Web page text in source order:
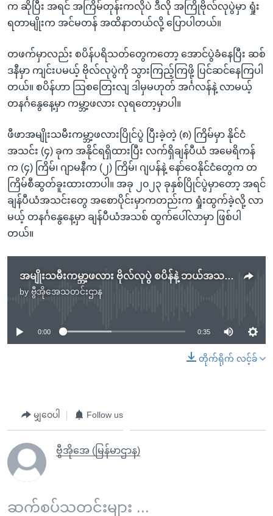
က ဆိုပြီး အရင် အကြိမ်တုန်းကလိုပဲ ဒီလို အကြိုဗိုလ်လုပွဲမှာ ရှုံး
ရတာမျိုးက အင်မတန် အထိနာတယ်လို့ ပြောပါတယ်။
တဖက်မှာလည်း စပိန်ပရိသတ်တွေကတော့ အောင်ပွဲခံနေပြီး ဆစ်
ဒနီမှာ ကျင်းပမယ့် ဗိုလ်လုပွဲကို သွားကြည့်ကြဖို့ ပြင်ဆင်နေကြပါ
တယ်။ စပိန်ဟာ ဩစတြေးလျ ဒါမှမဟုတ် အင်္ဂလန်နဲ့ လာမယ့်
တနင်္ဂနွေနေ့မှာ ကမ္ဘာ့ဖလား လုရတော့မှာပါ။
ဖီဖာအမျိုးသမီးကမ္ဘာ့ဖလားပြိုင်ပွဲ ပြီးခဲ့တဲ့ (၈) ကြိမ်မှာ နိုင်ငံ
အသင်း (၄) ခုက အနိုင်ရရှိထားပြီး လက်ရှိချန်ပီယံ အမေရိကန်
က (၄) ကြိမ်၊ ဂျာမနီက (၂) ကြိမ်၊ ဂျပန်နဲ့ နော်ဝေနိုင်ငံတွေက တ
ကြိမ်စီဆွတ်ခူးထားတာပါ။ အခု ၂၀၂၃ ခုနှစ်ပြိုင်ပွဲမှာတော့ အရင်
ချန်ပီယံအသင်းတွေ အစောပိုင်းမှာကတည်းက ရှုံးထွက်ခဲ့လို့ လာ
မယ့် တနင်္ဂနွေနေ့မှာ ချန်ပီယံအသစ် ထွက်ပေါ်လာမှာ ဖြစ်ပါ
တယ်။
အမျိုးသမီးကမ္ဘာ့ဖလား ဗိုလ်လုပွဲ စပိန်နဲ့ ဘယ်အသင်းတွေ့ကြမလဲ
by ဗွီအိုအေသတင်းဌာန
No media source currently available
0:00 0:35
တိုက်ရိုက် လင့်ခ်
မျှဝေပါ Follow us
ဗွီအိုအေ (မြန်မာဌာန)
ဆက်စပ်သတင်းများ ...